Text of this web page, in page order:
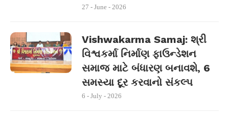
27 - June - 2026
Vishwakarma Samaj: શ્રી
વિશ્વકર્મા નિર્માણ ફાઉન્ડેશન
સમાજ માટે બંધારણ બનાવશે, 6
સમસ્યા દૂર કરવાનો સંકલ્પ
6 - July - 2026